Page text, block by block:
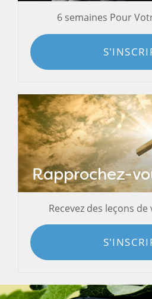
6 semaines Pour
Rapprochez-
Recevez des leçons